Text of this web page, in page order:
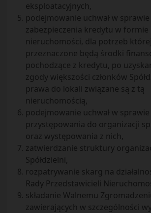
eksploatacyjnych,
podejmowanie uchwał w sprawie
zabezpieczenia kredytu w
nieruchomości, dla potrzeb której
przeznaczone będą środki
pochodzące z kredytu, po
zgody większości członków
prawa do lokali związane są z tą
nieruchomością,
podejmowanie uchwał w sprawie
przystępowania do organizacji
oraz występowania z nich,
zatwierdzanie struktury
Spółdzielni,
rozpatrywanie skarg na
Rady Przedstawicieli
składanie Walnemu
zawierających w szczególności